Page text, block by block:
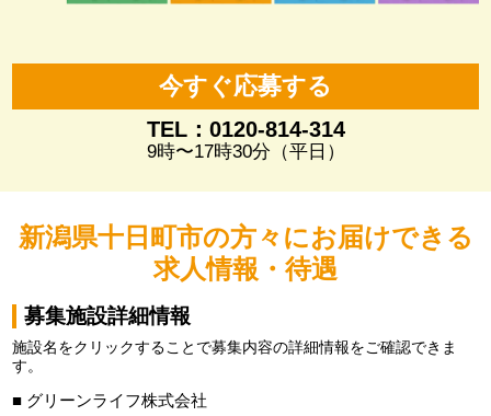
今すぐ応募する
TEL：0120-814-314
9時〜17時30分（平日）
新潟県十日町市の方々にお届けできる
求人情報・待遇
募集施設詳細情報
施設名をクリックすることで募集内容の詳細情報をご確認できま
す。
■ グリーンライフ株式会社